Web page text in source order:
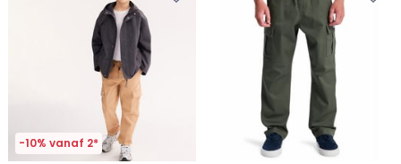
-10% vanaf 2*